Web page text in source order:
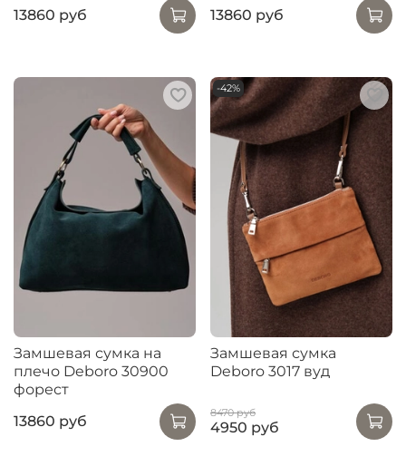
13860 руб
13860 руб
Замшевая сумка на
плечо Deboro 30900
форест
13860 руб
-42%
Замшевая сумка
Deboro 3017 вуд
8470 руб
4950 руб